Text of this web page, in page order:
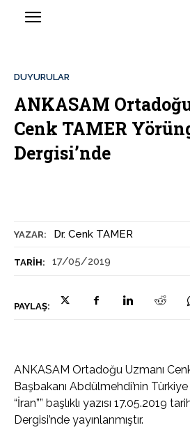
YAZAR: Dr. Cenk TAMER
TARIH: 17/05/2019
PAYLAŞ:
DUYURULAR
ANKASAM
Cenk TAMER
Dergisi’nde
ANKASAM Ortadoğu Uzmanı
Başbakanı Abdülmehdi’nin
“İran”” başlıklı yazısı 17.05.2019
Dergisi’nde yayınlanmıştır.